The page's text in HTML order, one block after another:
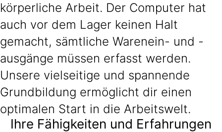
körperliche Arbeit. Der Computer hat
auch vor dem Lager keinen Halt
gemacht, sämtliche Warenein- und -
ausgänge müssen erfasst werden.
Unsere vielseitige und spannende
Grundbildung ermöglicht dir einen
optimalen Start in die Arbeitswelt.
Ihre Fähigkeiten und Erfahrungen